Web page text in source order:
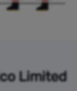
Limited